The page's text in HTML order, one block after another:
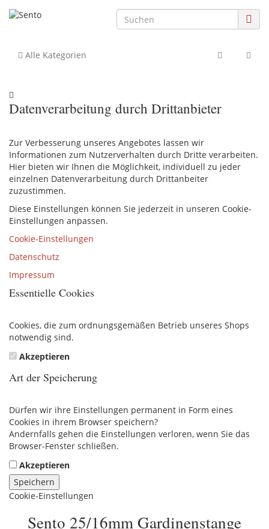
Alle Kategorien
Datenverarbeitung durch Drittanbieter
Zur Verbesserung unseres Angebotes lassen wir
Informationen zum Nutzerverhalten durch Dritte verarbeiten.
Hier bieten wir Ihnen die Möglichkeit, individuell zu jeder
einzelnen Datenverarbeitung durch Drittanbeiter
zuzustimmen.
Diese Einstellungen können Sie jederzeit in unseren Cookie-
Einstellungen anpassen.
Cookie-Einstellungen
Datenschutz
Impressum
Essentielle Cookies
Cookies, die zum ordnungsgemäßen Betrieb unseres Shops
notwendig sind.
Akzeptieren
Art der Speicherung
Dürfen wir ihre Einstellungen permanent in Form eines
Cookies in ihrem Browser speichern?
Andernfalls gehen die Einstellungen verloren, wenn Sie das
Browser-Fenster schließen.
Akzeptieren
Speichern
Cookie-Einstellungen
Sento 25/16mm Gardinenstange